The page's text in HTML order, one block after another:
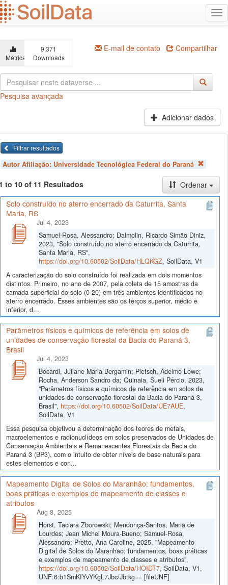
Ir
para
o
principal
Métricas
9,371
Downloads
E-mail de contato Compartilhar
Pesquisa avançada
Adicionar dados
Filtrar resultados
Autor Afiliação: Universidade Tecnológica Federal do Paraná
to 10 of 11 Resultados
Ordenar
Solo construído no aterro encerrado da Caturrita, Santa
Maria, RS
Jul 4, 2023
Samuel-Rosa, Alessandro; Dalmolin, Ricardo Simão Diniz,
2023, "Solo construído no aterro encerrado da Caturrita,
Santa Maria, RS",
https://doi.org/10.60502/SoilData/HLQKGZ, SoilData, V1
A caracterização do solo construído foi realizada em dois momentos
distintos. Primeiro, no ano de 2007, pela coleta de 15 amostras da
camada superficial do solo (0-20) em três ambientes identificados no
aterro encerrado. Esses ambientes são os terços superior, médio e
inferior, d...
Parâmetros físicos e químicos de referência em solos de
unidades de conservação florestal da Bacia do Paraná 3,
Brasil
Jul 4, 2023
Bocardi, Juliane Maria Bergamin; Pletsch, Adelmo Lowe;
Rocha, Anderson Sandro da; Quinaia, Sueli Pércio, 2023,
"Parâmetros físicos e químicos de referência em solos de
unidades de conservação florestal da Bacia do Paraná 3,
Brasil", https://doi.org/10.60502/SoilData/UE7AUE,
SoilData, V1
Essa pesquisa objetivou a determinação dos teores de metais,
macroelementos e radionuclídeos em solos preservados de Unidades de
Conservação Ambientais e Remanescentes Florestais da Bacia do
Paraná 3 (BP3), com o intuito de obter níveis de base naturais para
estes elementos e con...
Mapeamento Digital de Solos do Maranhão: fundamentos,
boas práticas e exemplos de mapeamento de classes e
atributos
Aug 8, 2025
Horst, Taciara Zborowski; Mendonça-Santos, Maria de
Lourdes; Jean Michel Moura-Bueno; Samuel-Rosa,
Alessandro; Pretto, Ana Caroline, 2025, "Mapeamento
Digital de Solos do Maranhão: fundamentos, boas práticas
e exemplos de mapeamento de classes e atributos",
https://doi.org/10.60502/SoilData/HOIDT7, SoilData, V1,
UNF:6:b1SmKIYvYKgL7Jbc/Jbtkg== [fileUNF]